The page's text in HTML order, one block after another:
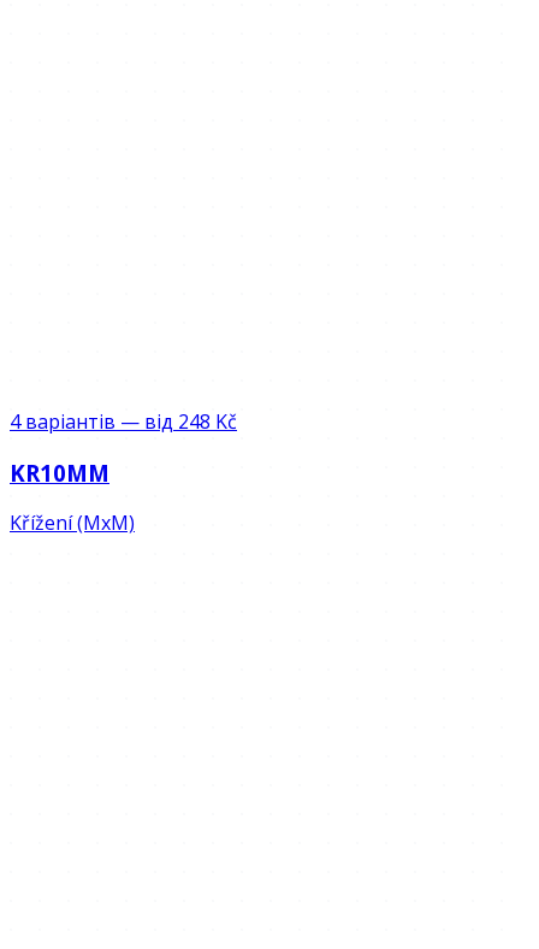
4 варіантів — від 248 Kč
KR10MM
Křížení (MxM)